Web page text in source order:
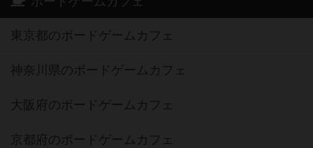
東京都のボードゲームカフェ
神奈川県のボードゲームカフェ
大阪府のボードゲームカフェ
京都府のボードゲームカフェ